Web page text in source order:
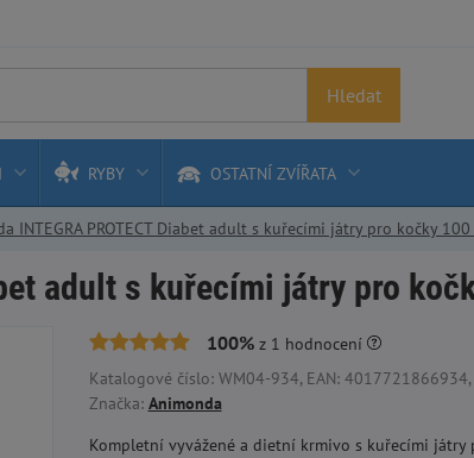
Hledat
RYBY OSTATNÍ ZVÍŘATA
INTEGRA PROTECT Diabet adult s kuřecími játry pro kočky 100
adult s kuřecími játry pro
100%z 1 hodnocení
Katalogové číslo: WM04-934, EAN:
Značka: Animonda
Kompletní vyvážené a dietní krmivo s kuřecími